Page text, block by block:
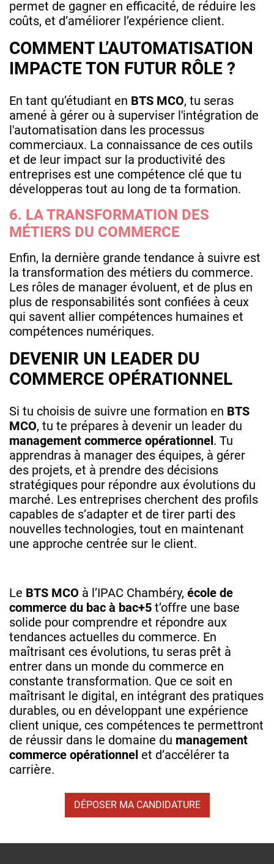
permet de gagner en efficacité, de réduire les
coûts, et d’améliorer l’expérience client.
COMMENT L’AUTOMATISATION
IMPACTE TON FUTUR RÔLE ?
En tant qu’étudiant en BTS MCO, tu seras
amené à gérer ou à superviser l'intégration de
l'automatisation dans les processus
commerciaux. La connaissance de ces outils
et de leur impact sur la productivité des
entreprises est une compétence clé que tu
développeras tout au long de ta formation.
6. LA TRANSFORMATION DES
MÉTIERS DU COMMERCE
Enfin, la dernière grande tendance à suivre est
la transformation des métiers du commerce.
Les rôles de manager évoluent, et de plus en
plus de responsabilités sont confiées à ceux
qui savent allier compétences humaines et
compétences numériques.
DEVENIR UN LEADER DU
COMMERCE OPÉRATIONNEL
Si tu choisis de suivre une formation en BTS
MCO, tu te prépares à devenir un leader du
management commerce opérationnel. Tu
apprendras à manager des équipes, à gérer
des projets, et à prendre des décisions
stratégiques pour répondre aux évolutions du
marché. Les entreprises cherchent des profils
capables de s’adapter et de tirer parti des
nouvelles technologies, tout en maintenant
une approche centrée sur le client.
Le BTS MCO à l’IPAC Chambéry, école de
commerce du bac à bac+5 t’offre une base
solide pour comprendre et répondre aux
tendances actuelles du commerce. En
maîtrisant ces évolutions, tu seras prêt à
entrer dans un monde du commerce en
constante transformation. Que ce soit en
maîtrisant le digital, en intégrant des pratiques
durables, ou en développant une expérience
client unique, ces compétences te permettront
de réussir dans le domaine du management
commerce opérationnel et d’accélérer ta
carrière.
DÉPOSER MA CANDIDATURE